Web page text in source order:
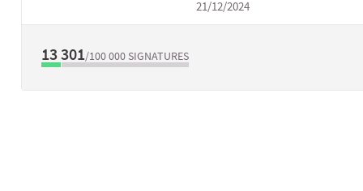
21/12/2024
13 301/100 000 SIGNATURES